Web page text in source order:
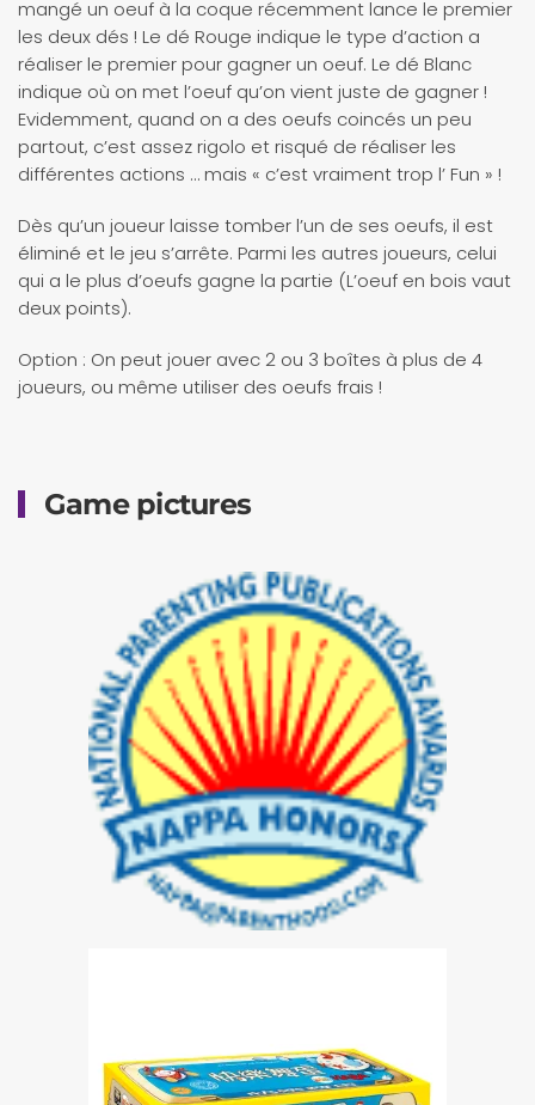
mangé un oeuf à la coque récemment lance le premier
les deux dés ! Le dé Rouge indique le type d’action a
réaliser le premier pour gagner un oeuf. Le dé Blanc
indique où on met l’oeuf qu’on vient juste de gagner !
Evidemment, quand on a des oeufs coincés un peu
partout, c’est assez rigolo et risqué de réaliser les
différentes actions … mais « c’est vraiment trop l’ Fun » !
Dès qu’un joueur laisse tomber l’un de ses oeufs, il est
éliminé et le jeu s’arrête. Parmi les autres joueurs, celui
qui a le plus d’oeufs gagne la partie (L’oeuf en bois vaut
deux points).
Option : On peut jouer avec 2 ou 3 boîtes à plus de 4
joueurs, ou même utiliser des oeufs frais !
Game pictures